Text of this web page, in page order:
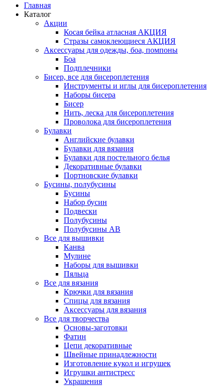
Главная
Каталог
Акции
Косая бейка атласная АКЦИЯ
Стразы самоклеющиеся АКЦИЯ
Аксессуары для одежды, боа, помпоны
Боа
Подплечники
Бисер, все для бисероплетения
Инструменты и иглы для бисероплетения
Наборы бисера
Бисер
Нить, леска для бисероплетения
Проволока для бисероплетения
Булавки
Английские булавки
Булавки для вязания
Булавки для постельного белья
Декоративные булавки
Портновские булавки
Бусины, полубусины
Бусины
Набор бусин
Подвески
Полубусины
Полубусины AB
Все для вышивки
Канва
Мулине
Наборы для вышивки
Пяльца
Все для вязания
Крючки для вязания
Спицы для вязания
Аксессуары для вязания
Все для творчества
Основы-заготовки
Фатин
Цепи декоративные
Швейные принадлежности
Изготовление кукол и игрушек
Игрушки антистресс
Украшения